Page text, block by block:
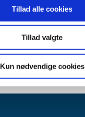
Tillad alle cookies
Tillad valgte
Kun nødvendige cookies